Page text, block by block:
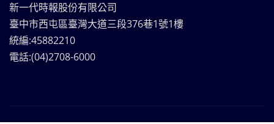
新一代時報股份有限公司
臺中市西屯區臺灣大道三段376巷1號1樓
統編:45882210
電話:(04)2708-6000